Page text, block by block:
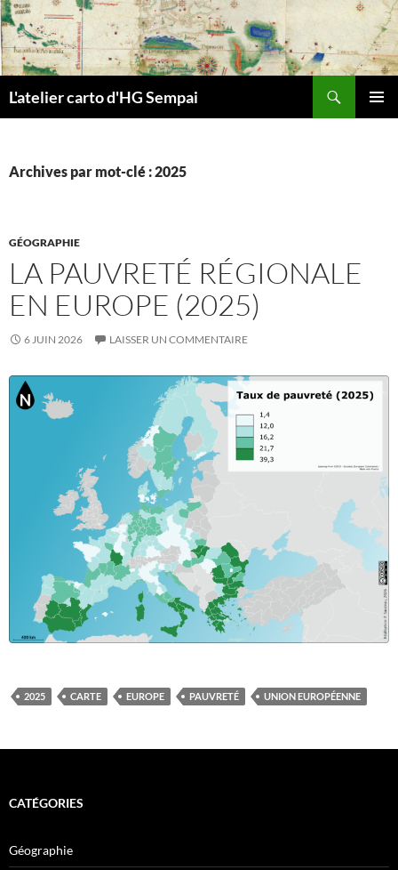
Aller
au
contenu
L'atelier carto d'HG Sempai
Archives par mot-clé : 2025
GÉOGRAPHIE
LA PAUVRETÉ RÉGIONALE
EN EUROPE (2025)
6 JUIN 2026 LAISSER UN COMMENTAIRE
2025 CARTE EUROPE PAUVRETÉ UNION EUROPÉENNE
CATÉGORIES
Géographie